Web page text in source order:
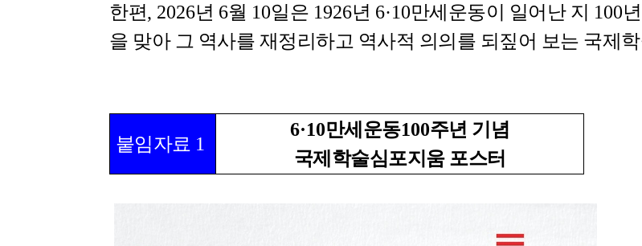
한편, 2026년 6월 10일은 1926년 6·10만세운동이 일어난 지 100
을 맞아 그 역사를 재정리하고 역사적 의의를 되짚어 보는 국제
붙임자료 1
6·10만세운동100주년 기념
국제학술심포지움 포스터